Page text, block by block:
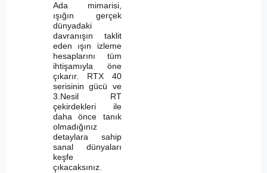
Ada mimarisi,
ışığın gerçek
dünyadaki
davranışın taklit
eden ışın izleme
hesaplarını tüm
ihtişamıyla öne
çıkarır. RTX 40
serisinin gücü ve
3.Nesil RT
çekirdekleri ile
daha önce tanık
olmadığınız
detaylara sahip
sanal dünyaları
keşfe
çıkacaksınız.